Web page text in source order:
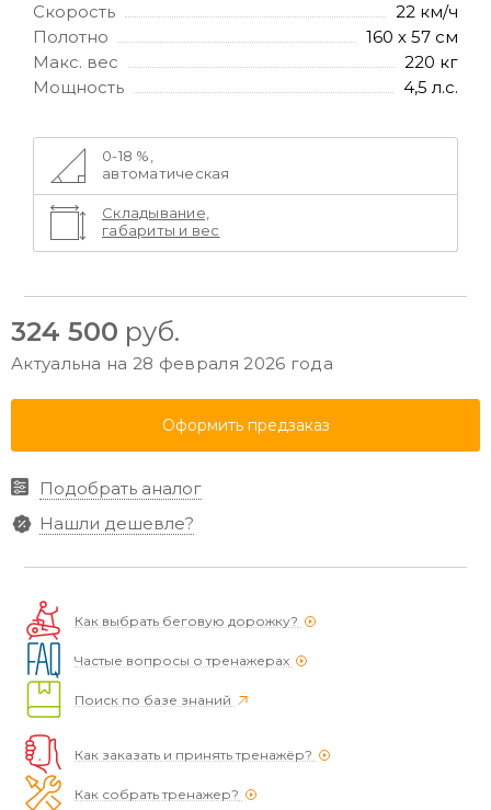
Скорость
22 км/ч
Полотно
160 х 57 см
Макс. вес
220 кг
Мощность
4,5 л.с.
0-18 %,
автоматическая
Складывание,
габариты и вес
324 500 руб.
Актуальна на 28 февраля 2026 года
Оформить предзаказ
Подобрать аналог
Нашли дешевле?
Как выбрать беговую дорожку?
Частые вопросы о тренажерах
Поиск по базе знаний
Как заказать и принять тренажёр?
Как собрать тренажер?